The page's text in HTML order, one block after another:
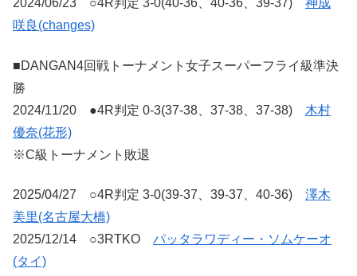
2024/06/23 ○4R判定 3-0(40-36、40-36、39-37) 神成
咲良(changes)
■DANGAN4回戦トーナメント女子スーパーフライ級準決
勝
2024/11/20 ●4R判定 0-3(37-38、37-38、37-38) 木村
優奈(花形)
※C級トーナメント敗退
2025/04/27 ○4R判定 3-0(39-37、39-37、40-36) 澤木
美里(名古屋大橋)
2025/12/14 ○3RTKO パッタラワディー・ソムケーオ
(タイ)